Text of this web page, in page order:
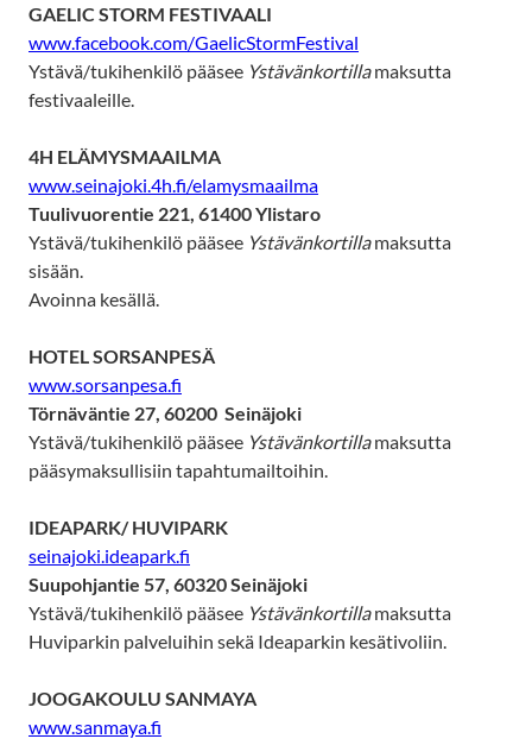
GAELIC STORM FESTIVAALI
www.facebook.com/GaelicStormFestival
Ystävä/tukihenkilö pääsee Ystävänkortillamaksutta
festivaaleille.
4H ELÄMYSMAAILMA
www.seinajoki.4h.fi/elamysmaailma
Tuulivuorentie 221, 61400 Ylistaro
Ystävä/tukihenkilö pääsee Ystävänkortillamaksutta
sisään.
Avoinna kesällä.
HOTEL SORSANPESÄ
www.sorsanpesa.fi
Törnäväntie 27, 60200 Seinäjoki
Ystävä/tukihenkilö pääsee Ystävänkortillamaksutta
pääsymaksullisiin tapahtumailtoihin.
IDEAPARK/ HUVIPARK
seinajoki.ideapark.fi
Suupohjantie 57, 60320 Seinäjoki
Ystävä/tukihenkilö pääsee Ystävänkortillamaksutta
Huviparkin palveluihin sekä Ideaparkin kesätivoliin.
JOOGAKOULU SANMAYA
www.sanmaya.fi